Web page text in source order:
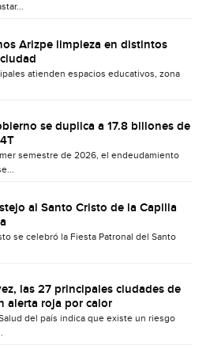
Arizpe limpieza en distintos
atienden espacios educativos, zona
se duplica a 17.8 billones de
semestre de 2026, el endeudamiento
al Santo Cristo de la Capilla
se celebró la Fiesta Patronal del Santo
las 27 principales ciudades de
alerta roja por calor
del país indica que existe un riesgo